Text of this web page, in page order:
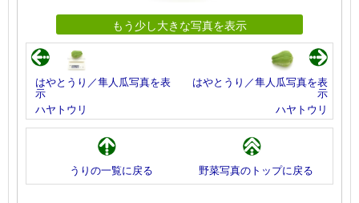
もう少し大きな写真を表示
はやとうり／隼人瓜写真を表
示
ハヤトウリ
はやとうり／隼人瓜写真を表
示
ハヤトウリ
うりの一覧に戻る 野菜写真のトップに戻る